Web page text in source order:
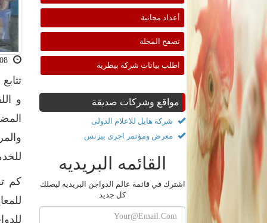
أعداد مجانية
تصفح المجلة
اطلب بيانات شركة بيطرية
مواقع وشركات صديقة
شركة هايل للاعلام الدولى
معرض ومؤتمر اجرى بيزنس
القائمه البريديه
اشترك في قائمة عالم الدواجن البريديه ليصلك
كل جديد
و
كم